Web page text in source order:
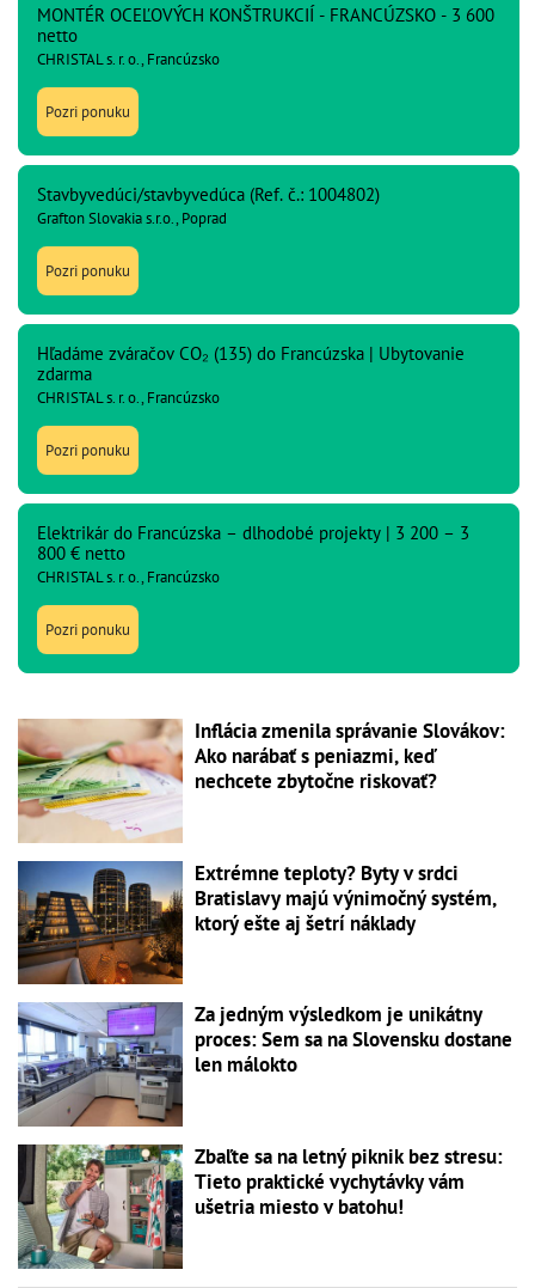
MONTÉR OCEĽOVÝCH KONŠTRUKCIÍ - FRANCÚZSKO - 3 600
netto
CHRISTAL s. r. o., Francúzsko
Pozri ponuku
Stavbyvedúci/stavbyvedúca (Ref. č.: 1004802)
Grafton Slovakia s.r.o., Poprad
Pozri ponuku
Hľadáme zváračov CO₂ (135) do Francúzska | Ubytovanie
zdarma
CHRISTAL s. r. o., Francúzsko
Pozri ponuku
Elektrikár do Francúzska – dlhodobé projekty | 3 200 – 3
800 € netto
CHRISTAL s. r. o., Francúzsko
Pozri ponuku
Inflácia zmenila správanie Slovákov:
Ako narábať s peniazmi, keď
nechcete zbytočne riskovať?
Extrémne teploty? Byty v srdci
Bratislavy majú výnimočný systém,
ktorý ešte aj šetrí náklady
Za jedným výsledkom je unikátny
proces: Sem sa na Slovensku dostane
len málokto
Zbaľte sa na letný piknik bez stresu:
Tieto praktické vychytávky vám
ušetria miesto v batohu!